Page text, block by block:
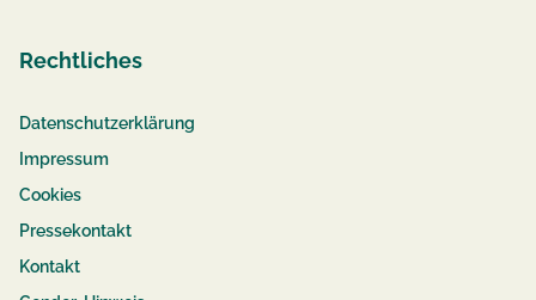
Rechtliches
Datenschutzerklärung
Impressum
Cookies
Pressekontakt
Kontakt